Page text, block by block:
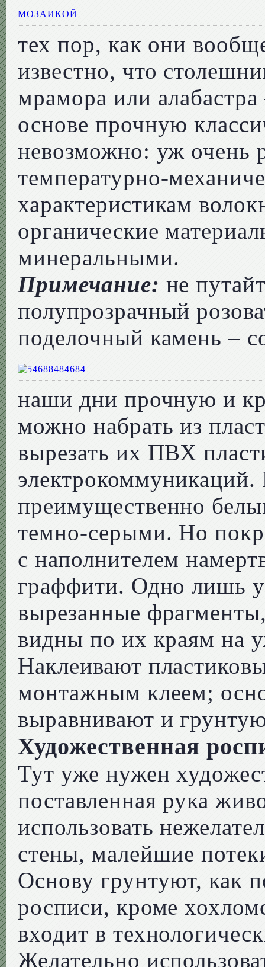
МОЗАИКОЙ
тех пор, как они
известно, что
мрамора или
основе прочную
невозможно: уж очень
температурно-
характеристикам
органические
минеральными.
Примечание: не
полупрозрачный
поделочный камень –
наши дни прочную и
можно набрать из
вырезать их ПВХ
преимущественно
темно-серыми. Но
с наполнителем
граффити. Одно лишь
вырезанные
видны по их краям на
Наклеивают
монтажным клеем;
выравнивают и
Художественная
Тут уже нужен
поставленная рука
использовать
стены, малейшие
Основу грунтуют, как
росписи, кроме
входит в
Желательно